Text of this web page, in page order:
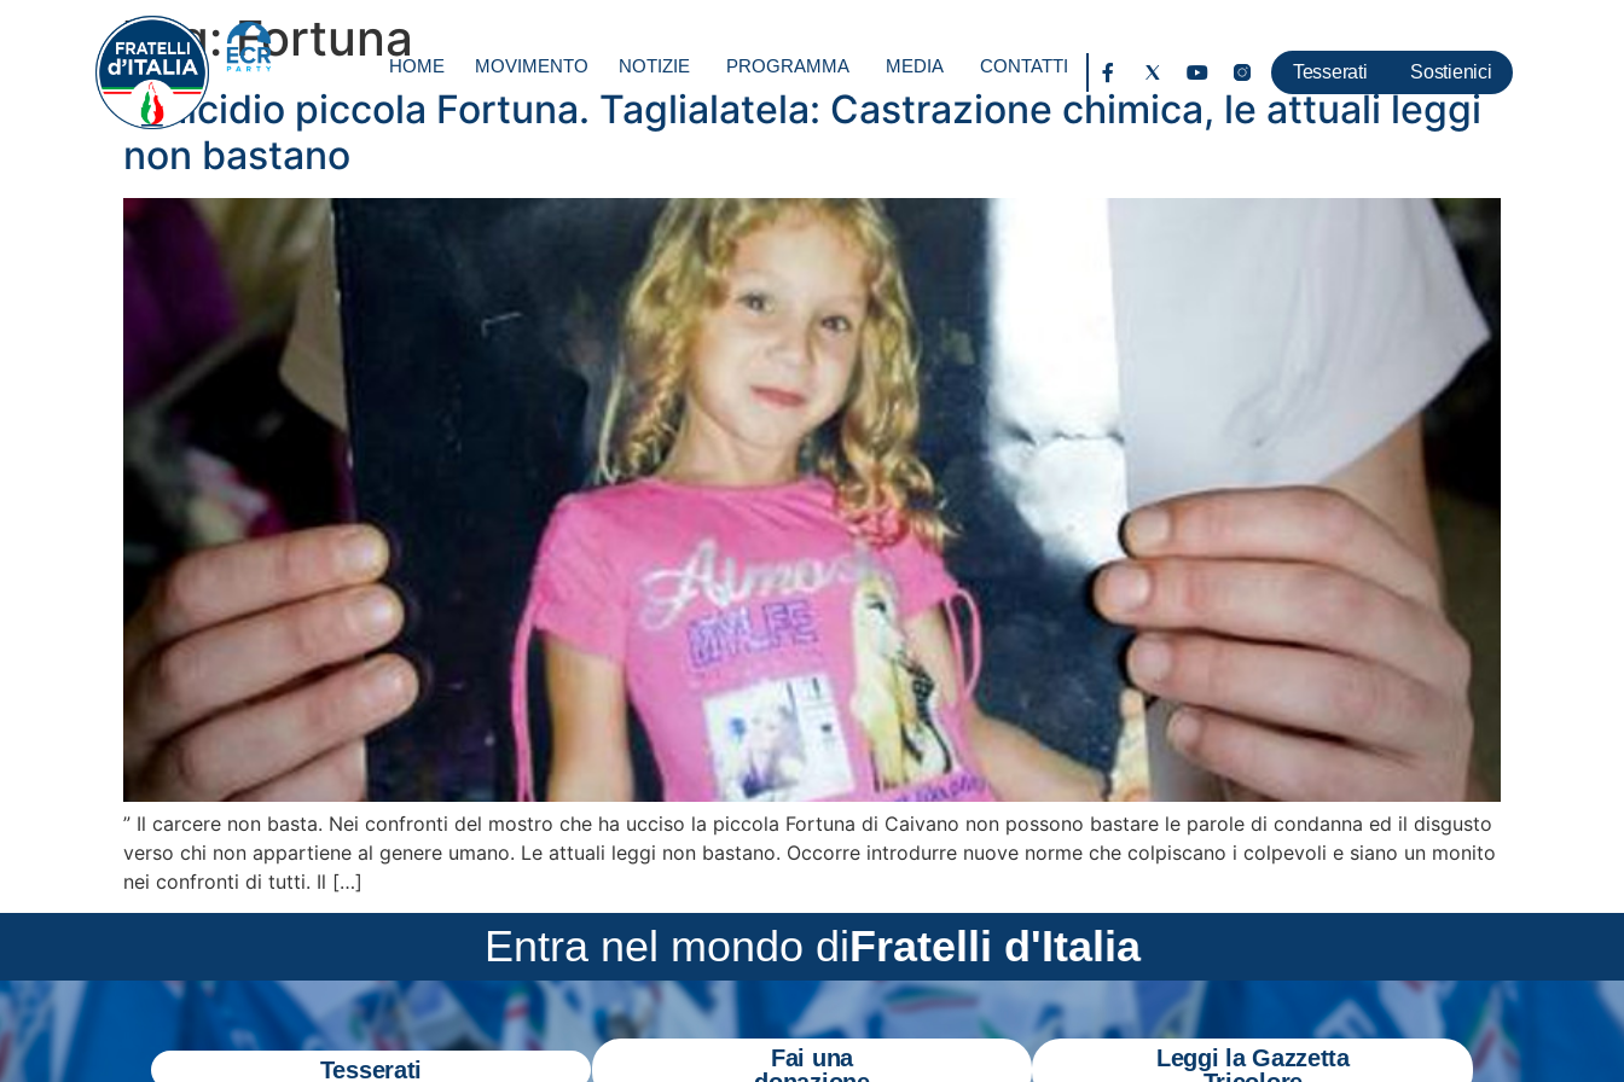
HOME MOVIMENTO NOTIZIE PROGRAMMA MEDIA CONTATTI Tesserati Sostienici
Tag:Fortuna
Omicidio piccola Fortuna. Taglialatela: Castrazione chimica, le attuali leggi
non bastano
” Il carcere non basta. Nei confronti del mostro che ha ucciso la piccola Fortuna di Caivano non possono bastare le parole di condanna ed il disgusto
verso chi non appartiene al genere umano. Le attuali leggi non bastano. Occorre introdurre nuove norme che colpiscano i colpevoli e siano un monito
nei confronti di tutti. Il […]
Entra nel mondo diFratelli d'Italia
Tesserati
Fai una
Leggi la Gazzetta